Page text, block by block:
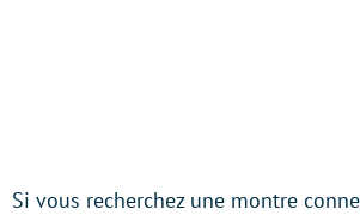
Si vous recherchez une montre